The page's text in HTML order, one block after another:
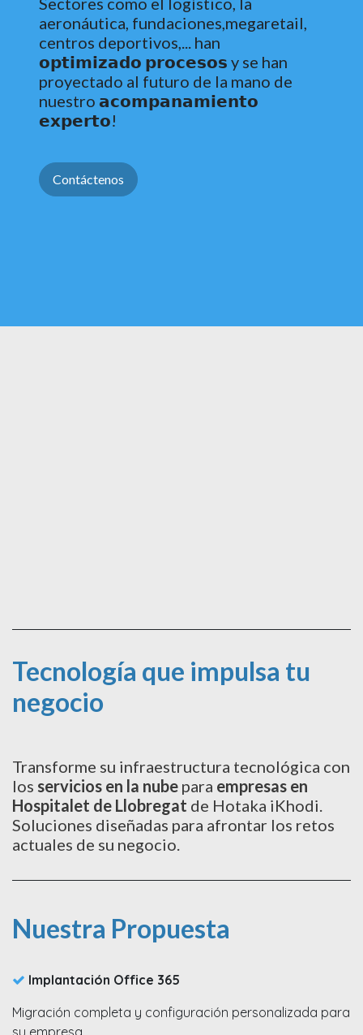
aeronáutica, fundaciones,megaretail,
centros deportivos,... han
𝗼𝗽𝘁𝗶𝗺𝗶𝘇𝗮𝗱𝗼 𝗽𝗿𝗼𝗰𝗲𝘀𝗼𝘀 y se han
proyectado al futuro de la mano de
nuestro 𝗮𝗰𝗼𝗺𝗽𝗮𝗻𝗮𝗺𝗶𝗲𝗻𝘁𝗼
𝗲𝘅𝗽𝗲𝗿𝘁𝗼!
Contáctenos
Tecnología que impulsa tu
negocio
Transforme su infraestructura tecnológica con
los servicios en la nube para empresas en
Hospitalet de Llobregat de Hotaka iKhodi.
Soluciones diseñadas para afrontar los retos
actuales de su negocio.
Nuestra Propuesta
Implantación Office 365​
Migración completa y configuración personalizada para